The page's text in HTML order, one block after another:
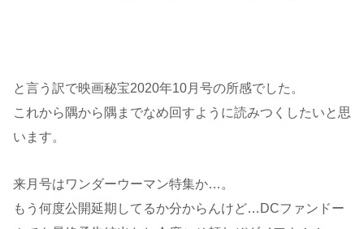
と言う訳で映画秘宝2020年10月号の所感でした。
これから隅から隅までなめ回すように読みつくしたいと思
います。
来月号はワンダーウーマン特集か…。
もう何度公開延期してるか分からんけど…DCファンドー